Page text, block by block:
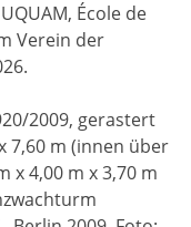
École de
Verein der